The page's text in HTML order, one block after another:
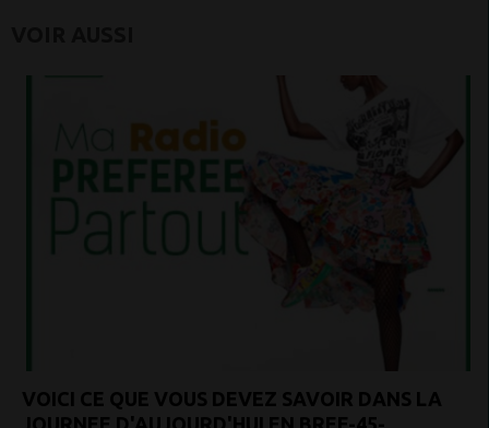
VOICI CE QUE VOUS DEVEZ SAVOIR DANS LA
JOURNEE D'AUJOURD'HUI EN BREF-45-